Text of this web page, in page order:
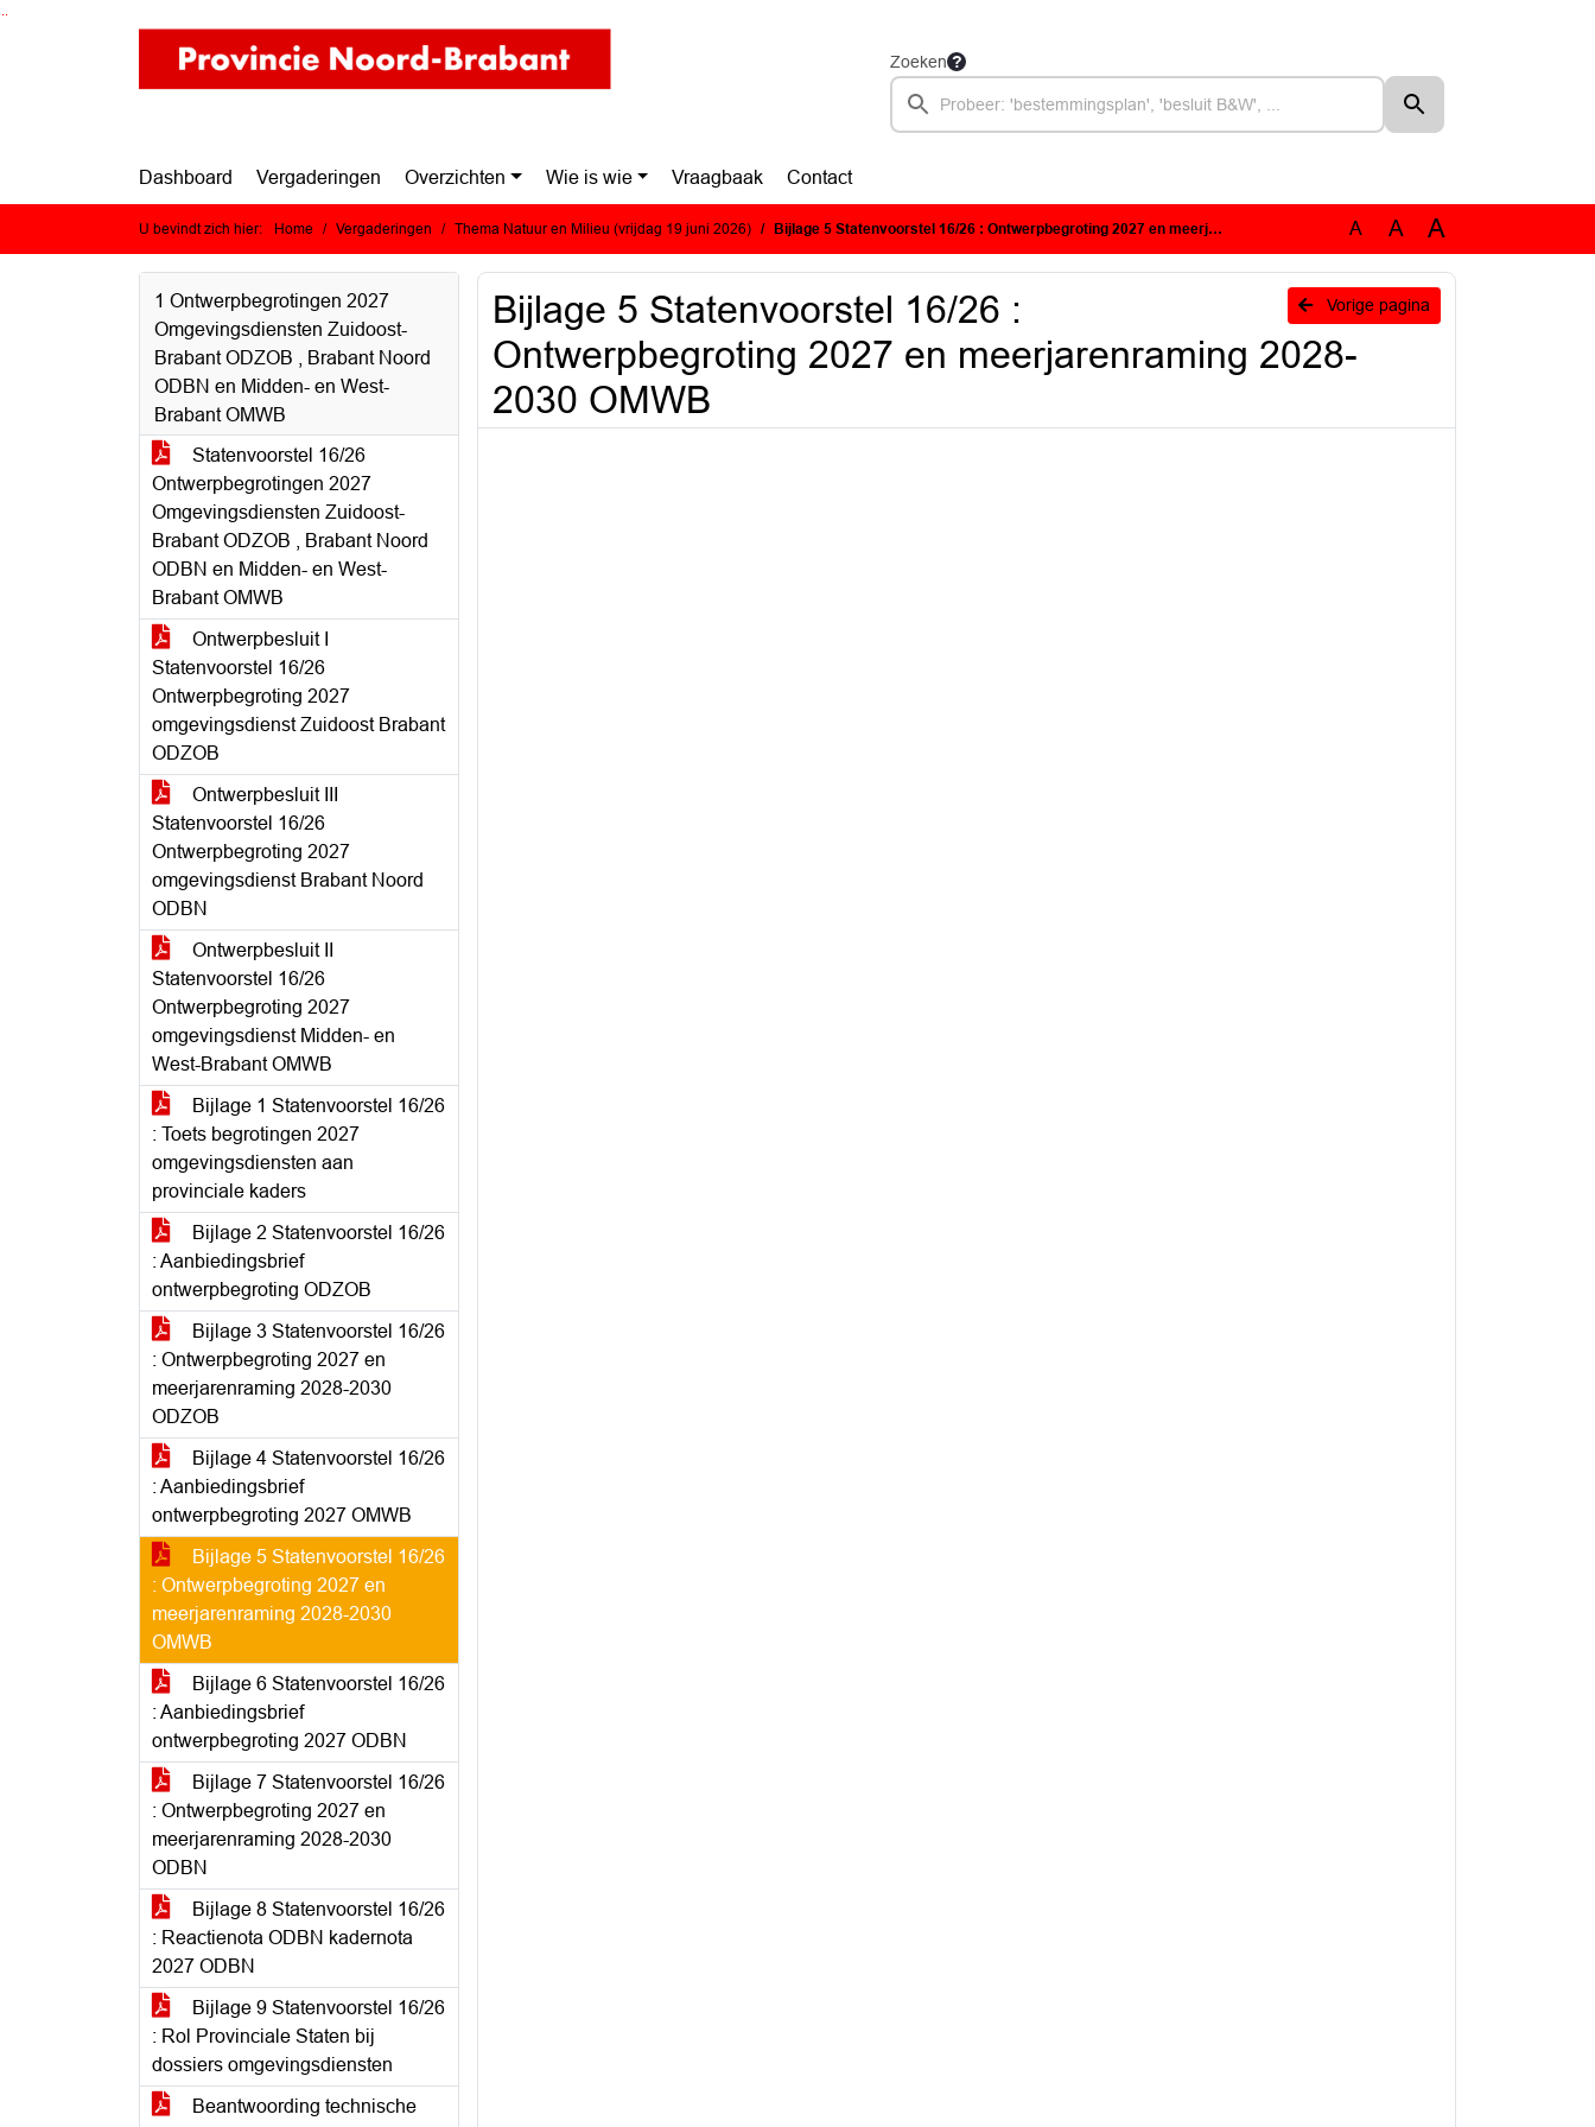
Ga naar de inhoud van deze pagina
Ga naar het zoeken
Ga naar het menu
Zoeken
Dashboard Vergaderingen Overzichten Wie is wie Vraagbaak Contact
U bevindt zich hier: Home Vergaderingen Thema Natuur en Milieu (vrijdag 19 juni 2026) Bijlage 5 Statenvoorstel 16/26 : Ontwerpbegroting 2027 en meerjarenraming 2028-2030 OMWB A A A
1 Ontwerpbegrotingen 2027
Omgevingsdiensten Zuidoost-
Brabant ODZOB , Brabant Noord
ODBN en Midden- en West-
Brabant OMWB
Statenvoorstel 16/26
Ontwerpbegrotingen 2027
Omgevingsdiensten Zuidoost-
Brabant ODZOB , Brabant Noord
ODBN en Midden- en West-
Brabant OMWB
Ontwerpbesluit I
Statenvoorstel 16/26
Ontwerpbegroting 2027
omgevingsdienst Zuidoost Brabant
ODZOB
Ontwerpbesluit III
Statenvoorstel 16/26
Ontwerpbegroting 2027
omgevingsdienst Brabant Noord
ODBN
Ontwerpbesluit II
Statenvoorstel 16/26
Ontwerpbegroting 2027
omgevingsdienst Midden- en
West-Brabant OMWB
Bijlage 1 Statenvoorstel 16/26
: Toets begrotingen 2027
omgevingsdiensten aan
provinciale kaders
Bijlage 2 Statenvoorstel 16/26
: Aanbiedingsbrief
ontwerpbegroting ODZOB
Bijlage 3 Statenvoorstel 16/26
: Ontwerpbegroting 2027 en
meerjarenraming 2028-2030
ODZOB
Bijlage 4 Statenvoorstel 16/26
: Aanbiedingsbrief
ontwerpbegroting 2027 OMWB
Bijlage 5 Statenvoorstel 16/26
: Ontwerpbegroting 2027 en
meerjarenraming 2028-2030
OMWB
Bijlage 6 Statenvoorstel 16/26
: Aanbiedingsbrief
ontwerpbegroting 2027 ODBN
Bijlage 7 Statenvoorstel 16/26
: Ontwerpbegroting 2027 en
meerjarenraming 2028-2030
ODBN
Bijlage 8 Statenvoorstel 16/26
: Reactienota ODBN kadernota
2027 ODBN
Bijlage 9 Statenvoorstel 16/26
: Rol Provinciale Staten bij
dossiers omgevingsdiensten
Beantwoording technische
Vorige pagina
Bijlage 5 Statenvoorstel 16/26 :
Ontwerpbegroting 2027 en meerjarenraming 2028-
2030 OMWB